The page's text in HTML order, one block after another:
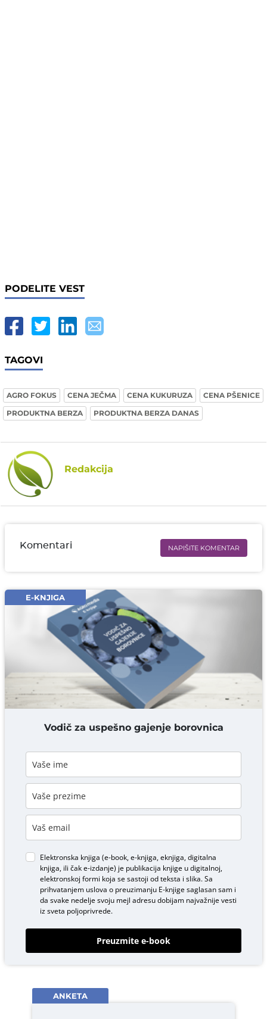
PODELITE VEST
TAGOVI
AGRO FOKUS CENA JEČMA CENA KUKURUZA
CENA PŠENICE
PRODUKTNA BERZA
PRODUKTNA BERZA DANAS
Redakcija
Komentari NAPIŠITE KOMENTAR
Email* obavezno
Komentar* obavezno
DODAJ KOMENTAR
E-KNJIGA
Vodič za uspešno gajenje borovnica
Elektronska knjiga (e-book, e-knjiga, eknjiga, digitalna
knjiga, ili čak e-izdanje) je publikacija knjige u digitalnoj,
elektronskoj formi koja se sastoji od teksta i slika. Sa
prihvatanjem uslova o preuzimanju E-knjigesaglasan sam i
da svake nedelje svoju mejl adresu dobijam najvažnije vesti
iz sveta poljoprivrede.
Preuzmite e-book
ANKETA